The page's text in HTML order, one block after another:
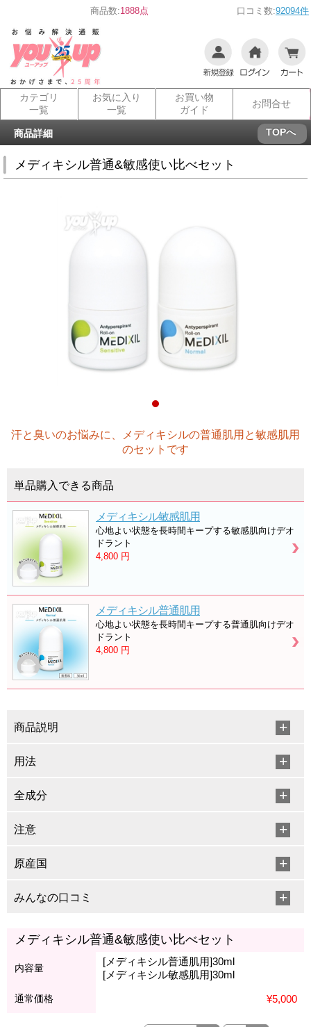
商品数:1888点 口コミ数:92094件
カテゴリ
一覧
お気に入り
一覧
お買い物
ガイド
お問合せ
商品詳細 TOPへ
メディキシル普通&敏感使い比べセット
汗と臭いのお悩みに、メディキシルの普通肌用と敏感肌用
のセットです
単品購入できる商品
メディキシル敏感肌用
心地よい状態を長時間キープする敏感肌向けデオ
ドラント
4,800 円
メディキシル普通肌用
心地よい状態を長時間キープする普通肌向けデオ
ドラント
4,800 円
商品説明
用法
全成分
注意
原産国
みんなの口コミ
メディキシル普通&敏感使い比べセット
内容量
[メディキシル普通肌用]30ml
[メディキシル敏感肌用]30ml
通常価格 ¥5,000